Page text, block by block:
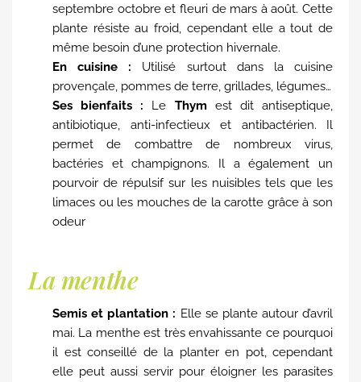
septembre octobre et fleuri de mars à août. Cette
plante résiste au froid, cependant elle a tout de
même besoin d’une protection hivernale.
En cuisine : Utilisé surtout dans la cuisine
provençale, pommes de terre, grillades, légumes…
Ses bienfaits : Le Thymest dit antiseptique,
antibiotique, anti-infectieux et antibactérien. Il
permet de combattre de nombreux virus,
bactéries et champignons. Il a également un
pourvoir de répulsif sur les nuisibles tels que les
limaces ou les mouches de la carotte grâce à son
odeur
La menthe
Semis et plantation : Elle se plante autour d’avril
mai. La menthe est très envahissante ce pourquoi
il est conseillé de la planter en pot, cependant
elle peut aussi servir pour éloigner les parasites